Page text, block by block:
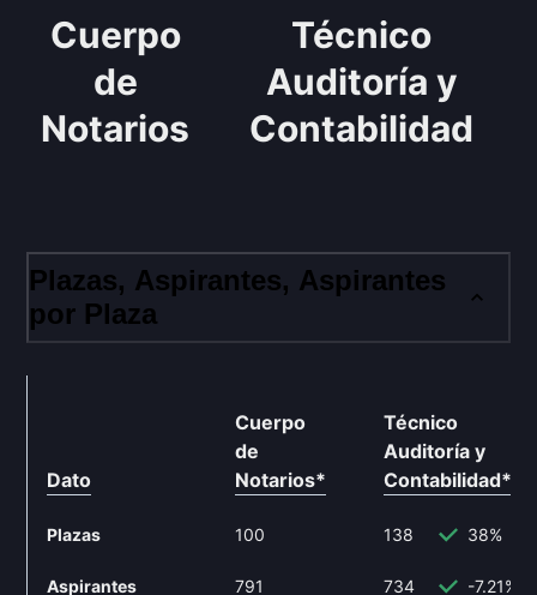
Cuerpo
de
Notarios
Técnico
Auditoría y
Contabilidad
Plazas, Aspirantes, Aspirantes
por Plaza
Dato
Cuerpo
de
Notarios*
Plazas 100
Aspirantes 791
Técnico
Auditoría y
Contabilidad**
138 38%
734 -7.21%